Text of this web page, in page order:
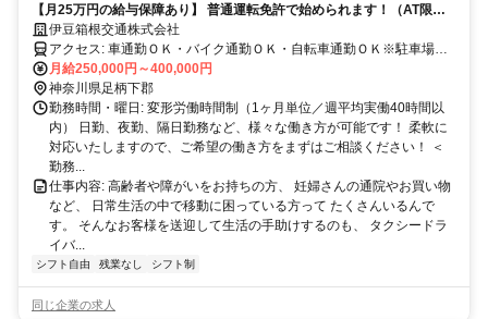
【月25万円の給与保障あり】 普通運転免許で始められます！（AT限定
可）伊豆箱根交通株式会社
アクセス: 車通勤ＯＫ・バイク通勤ＯＫ・自転車通勤ＯＫ※駐車場無
料
月給250,000円～400,000円
神奈川県足柄下郡
勤務時間・曜日: 変形労働時間制（1ヶ月単位／週平均実働40時間以
内） 日勤、夜勤、隔日勤務など、様々な働き方が可能です！ 柔軟に
対応いたしますので、ご希望の働き方をまずはご相談ください！ ＜
勤務...
仕事内容: 高齢者や障がいをお持ちの方、 妊婦さんの通院やお買い物
など、 日常生活の中で移動に困っている方って たくさんいるんで
す。 そんなお客様を送迎して生活の手助けするのも、 タクシードラ
イバ...
シフト自由 残業なし シフト制
同じ企業の求人